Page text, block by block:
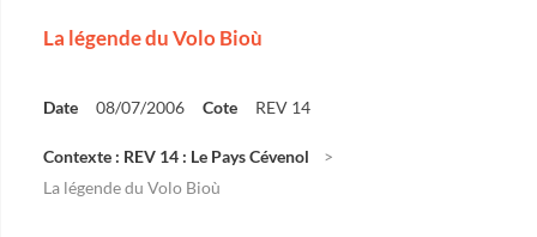
La légende du Volo Bioù
Date 08/07/2006 Cote REV 14
Contexte : REV 14 : Le Pays Cévenol
La légende du Volo Bioù